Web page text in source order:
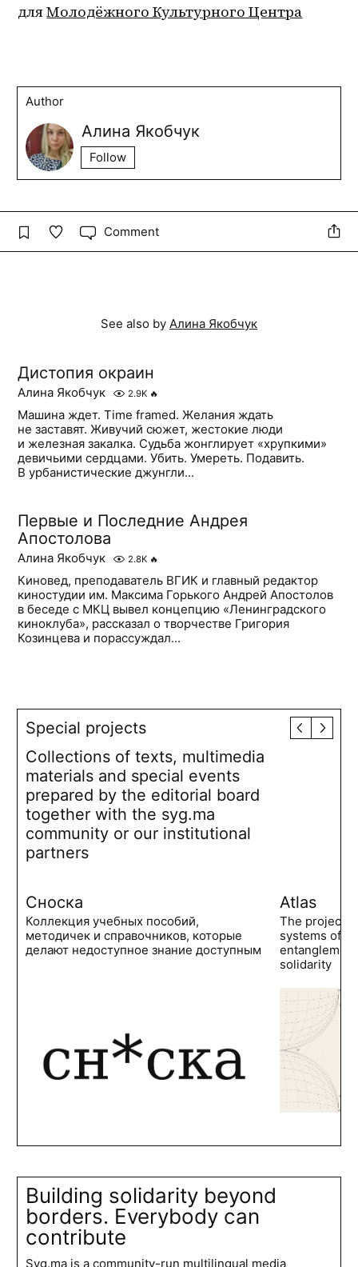
для Молодёжного Культурного Центра
Author
Алина Якобчук
Follow
Comment
See also by Алина Якобчук
Дистопия окраин
Алина Якобчук 2.9K 🔥
Машина ждет. Time framed. Желания ждать
не заставят. Живучий сюжет, жестокие люди
и железная закалка. Судьба жонглирует «хрупкими»
девичьими сердцами. Убить. Умереть. Подавить.
В урбанистические джунгли...
Первые и Последние Андрея
Апостолова
Алина Якобчук 2.8K 🔥
Киновед, преподаватель ВГИК и главный редактор
киностудии им. Максима Горького Андрей Апостолов
в беседе с МКЦ вывел концепцию «Ленинградского
киноклуба», рассказал о творчестве Григория
Козинцева и порассуждал...
Special projects
Collections of texts, multimedia
materials and special events
prepared by the editorial board
together with the syg.ma
community or our institutional
partners
Сноска
Коллекция учебных пособий,
методичек и справочников, которые
делают недоступное знание доступным
Atlas
The project
systems of
solidarity
Building solidarity beyond
borders. Everybody can
contribute
Syg.ma is a community-run multilingual media